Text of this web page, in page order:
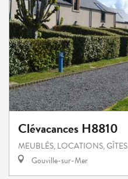
Clévacances H8810
MEUBLÉS, LOCATIONS, GÎTES
Gouville-sur-Mer